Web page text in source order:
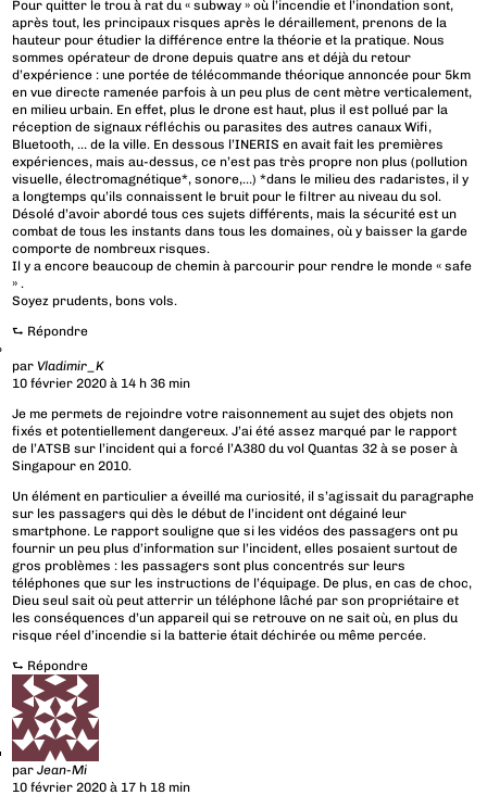
Pour quitter le trou à rat du « subway » où l’incendie et l’inondation sont,
après tout, les principaux risques après le déraillement, prenons de la
hauteur pour étudier la différence entre la théorie et la pratique. Nous
sommes opérateur de drone depuis quatre ans et déjà du retour
d’expérience : une portée de télécommande théorique annoncée pour 5km
en vue directe ramenée parfois à un peu plus de cent mètre verticalement,
en milieu urbain. En effet, plus le drone est haut, plus il est pollué par la
réception de signaux réfléchis ou parasites des autres canaux Wifi,
Bluetooth, … de la ville. En dessous l’INERIS en avait fait les premières
expériences, mais au-dessus, ce n’est pas très propre non plus (pollution
visuelle, électromagnétique*, sonore,…) *dans le milieu des radaristes, il y
a longtemps qu’ils connaissent le bruit pour le filtrer au niveau du sol.
Désolé d’avoir abordé tous ces sujets différents, mais la sécurité est un
combat de tous les instants dans tous les domaines, où y baisser la garde
comporte de nombreux risques.
Il y a encore beaucoup de chemin à parcourir pour rendre le monde « safe
» .
Soyez prudents, bons vols.
⮑ Répondre
parVladimir_K
10 février 2020 à 14 h 36 min
Je me permets de rejoindre votre raisonnement au sujet des objets non
fixés et potentiellement dangereux. J’ai été assez marqué par le rapport
de l’ATSB sur l’incident qui a forcé l’A380 du vol Quantas 32 à se poser à
Singapour en 2010.
Un élément en particulier a éveillé ma curiosité, il s’agissait du paragraphe
sur les passagers qui dès le début de l’incident ont dégainé leur
smartphone. Le rapport souligne que si les vidéos des passagers ont pu
fournir un peu plus d’information sur l’incident, elles posaient surtout de
gros problèmes : les passagers sont plus concentrés sur leurs
téléphones que sur les instructions de l’équipage. De plus, en cas de choc,
Dieu seul sait où peut atterrir un téléphone lâché par son propriétaire et
les conséquences d’un appareil qui se retrouve on ne sait où, en plus du
risque réel d’incendie si la batterie était déchirée ou même percée.
⮑ Répondre
parJean-Mi
10 février 2020 à 17 h 18 min